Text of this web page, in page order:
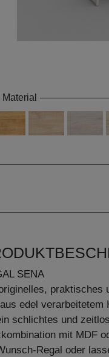
Material
SENA
praktisches
edel verarbeitetem
schlichtes und
mit MDF
Regal oder